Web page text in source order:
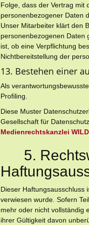
Folge, dass der Vertrag mit
personenbezogener Daten
Unser Mitarbeiter klärt den
personenbezogenen Daten
ist, ob eine Verpflichtung
Nichtbereitstellung der
13. Bestehen einer
Als
Profiling.
Diese Muster
Gesellschaft für
Medienrechtskanzlei
5.
Dieser Haftungsausschluss
verwiesen wurde. Sofern
mehr oder nicht vollständig
ihrer Gültigkeit davon